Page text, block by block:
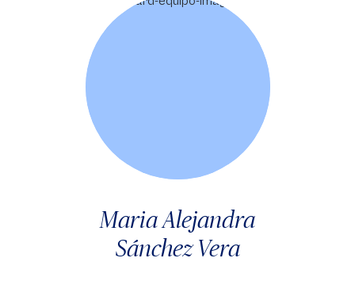
Maria Alejandra
Sánchez Vera